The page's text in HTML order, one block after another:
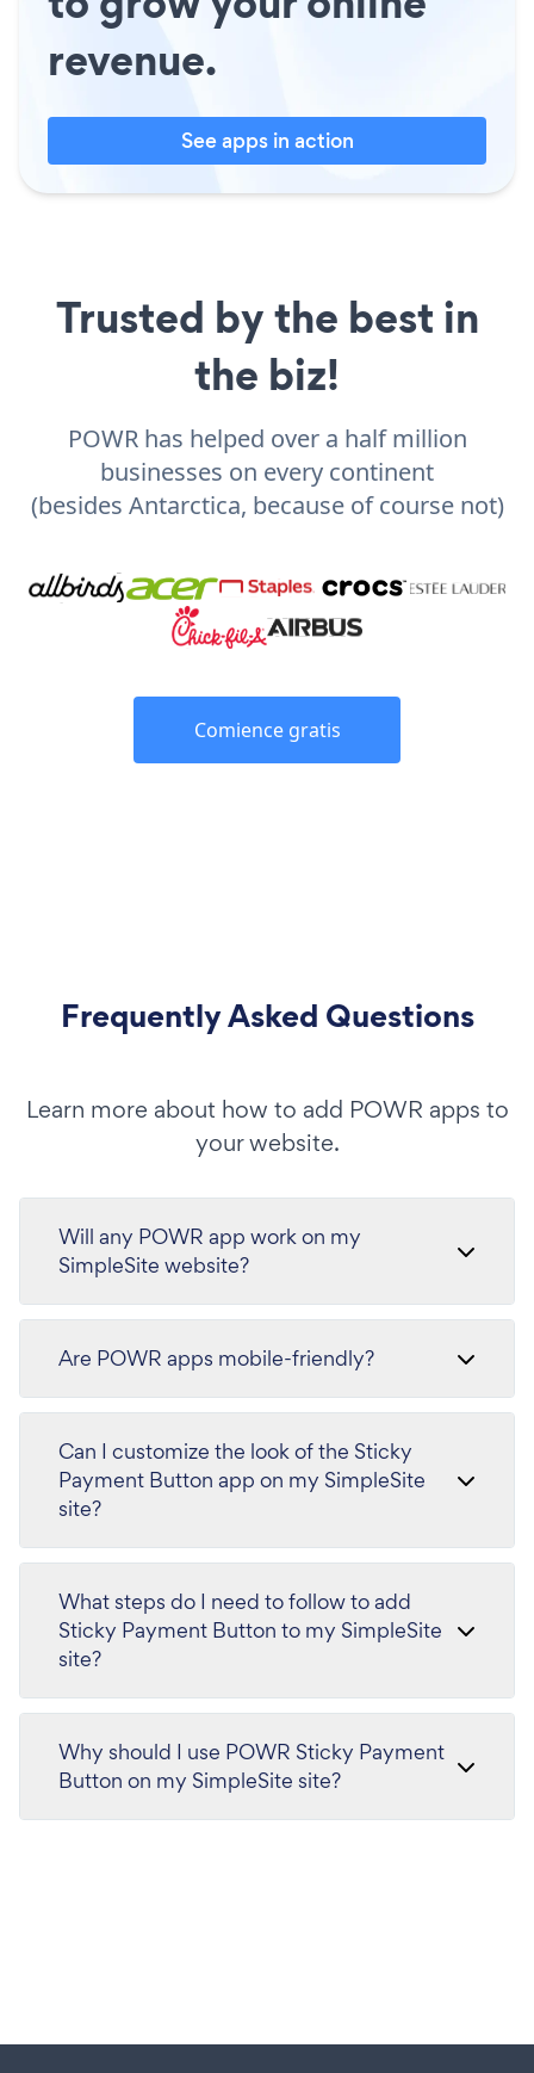
revenue.
See apps in action
Trusted by the best in
the biz!
POWR has helped over a half million
businesses on every continent
(besides Antarctica, because of course not)
Comience gratis
Frequently Asked Questions
Learn more about how to add POWR apps to
your website.
Will any POWR app work on my
SimpleSite website?
Are POWR apps mobile-friendly?
Can I customize the look of the Sticky
Payment Button app on my SimpleSite
site?
What steps do I need to follow to add
Sticky Payment Button to my SimpleSite
site?
Why should I use POWR Sticky Payment
Button on my SimpleSite site?